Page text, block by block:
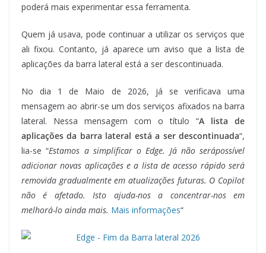
poderá mais experimentar essa ferramenta.
Quem já usava, pode continuar a utilizar os serviços que
ali fixou. Contanto, já aparece um aviso que a lista de
aplicações da barra lateral está a ser descontinuada.
No dia 1 de Maio de 2026, já se verificava uma
mensagem ao abrir-se um dos serviços afixados na barra
lateral. Nessa mensagem com o título “A lista de
aplicações da barra lateral está a ser descontinuada“,
lia-se “Estamos a simplificar o Edge. Já não serápossível
adicionar novas aplicações e a lista de acesso rápido será
removida gradualmente em atualizações futuras. O Copilot
não é afetado. Isto ajuda-nos a concentrar-nos em
melhorá-lo ainda mais. Mais informações“